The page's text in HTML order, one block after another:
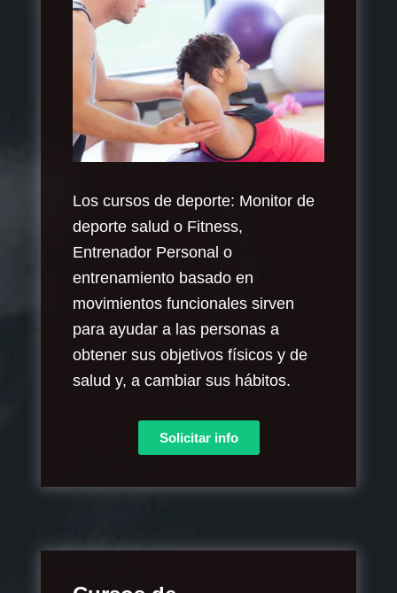
Los cursos de deporte: Monitor de
deporte salud o Fitness,
Entrenador Personal o
entrenamiento basado en
movimientos funcionales sirven
para ayudar a las personas a
obtener sus objetivos físicos y de
salud y, a cambiar sus hábitos.
Solicitar info